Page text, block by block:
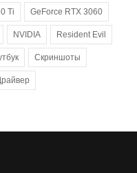
Ti GeForce RTX 3060
NVIDIA Resident Evil
Скриншоты